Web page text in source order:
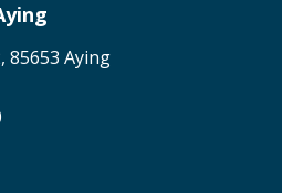
85653 Aying